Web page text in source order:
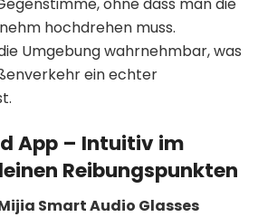
ohne dass man die
hochdrehen muss.
Umgebung wahrnehmbar, was
ein echter
App – Intuitiv im
Reibungspunkten
Smart Audio Glasses